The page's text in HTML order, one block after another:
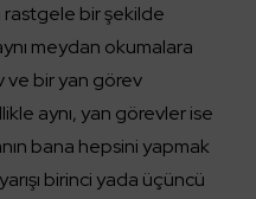
bir şekilde
meydan okumalara
ve bir yan görev
aynı, yan görevler ise
bana hepsini yapmak
birinci yada üçüncü